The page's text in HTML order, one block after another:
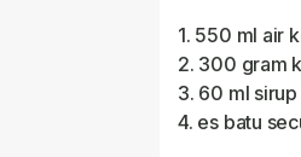
1. 550 ml air
2. 300 gram
3. 60 ml
4. es batu